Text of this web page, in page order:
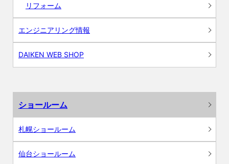
リフォーム
エンジニアリング情報
DAIKEN WEB SHOP
ショールーム
札幌ショールーム
仙台ショールーム